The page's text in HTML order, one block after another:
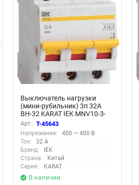
Выключатель нагрузки
(мини-рубильник) 3п 32А
ВН-32 KARAT IEK MNV10-3-
032
Арт.: T-45643
Напряжение:
400 — 400 В
Ток:
32 А
Бренд:
IEK
Страна:
Китай
Серия:
KARAT
В наличии